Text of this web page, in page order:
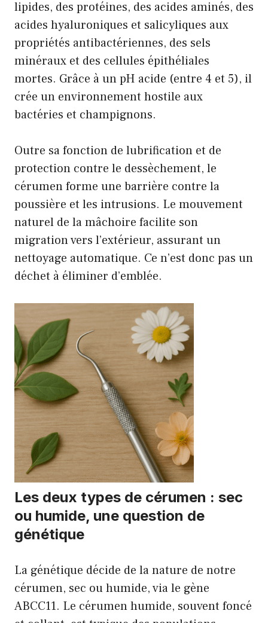
lipides, des protéines, des acides aminés, des
acides hyaluroniques et salicyliques aux
propriétés antibactériennes, des sels
minéraux et des cellules épithéliales
mortes. Grâce à un pH acide (entre 4 et 5), il
crée un environnement hostile aux
bactéries et champignons.
Outre sa fonction de lubrification et de
protection contre le dessèchement, le
cérumen forme une barrière contre la
poussière et les intrusions. Le mouvement
naturel de la mâchoire facilite son
migration vers l’extérieur, assurant un
nettoyage automatique. Ce n’est donc pas un
déchet à éliminer d’emblée.
Les deux types de cérumen : sec
ou humide, une question de
génétique
La génétique décide de la nature de notre
cérumen, sec ou humide, via le gène
ABCC11. Le cérumen humide, souvent foncé